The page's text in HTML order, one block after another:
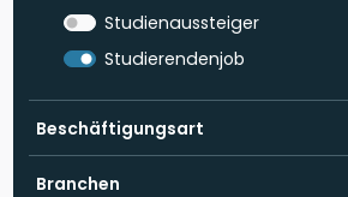
Studienaussteiger
Studierendenjob
Beschäftigungsart
Branchen